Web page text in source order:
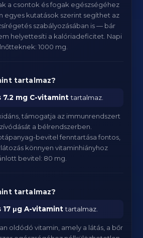
a csontok és fogak egészségéhez
egyes kutatások szerint segíthet az
szabályozásában is — bár
helyettesíti a kalóriadeficitet. Napi
1000 mg.
tartalmaz?
7.2 mg C-vitaminttartalmaz.
támogatja az immunrendszert
a bélrendszerben.
bevitel fenntartása fontos,
könnyen vitaminhiányhoz
bevitel: 80 mg.
tartalmaz?
17 μg A-vitaminttartalmaz.
oldódó vitamin, amely a látás, a bőr